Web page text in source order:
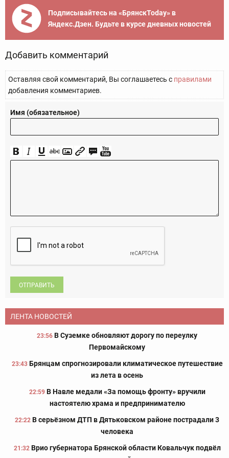
Подписывайтесь на «БрянскToday» в
Яндекс.Дзен. Будьте в курсе дневных новостей
Добавить комментарий
Оставляя свой комментарий, Вы соглашаетесь с правилами
добавления комментариев.
Имя (обязательное)
ОТПРАВИТЬ
ЛЕНТА НОВОСТЕЙ
23:56 В Суземке обновляют дорогу по переулку
Первомайскому
23:43 Брянцам спрогнозировали климатическое путешествие
из лета в осень
22:59 В Навле медали «За помощь фронту» вручили
настоятелю храма и предпринимателю
22:22 В серьёзном ДТП в Дятьковском районе пострадали 3
человека
21:32 Врио губернатора Брянской области Ковальчук подвёл